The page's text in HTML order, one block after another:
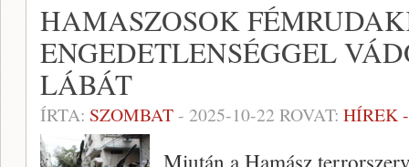
HAMASZOSOK
ENGEDETLENSÉGGEL
LÁBÁT
ÍRTA: SZOMBAT- 2025-10-22 ROVAT: HÍREK